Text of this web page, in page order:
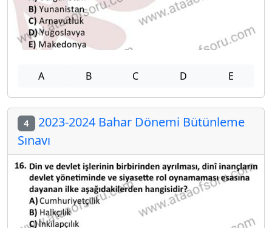
A B C D E
4 2023-2024 Bahar Dönemi Bütünleme
Sınavı